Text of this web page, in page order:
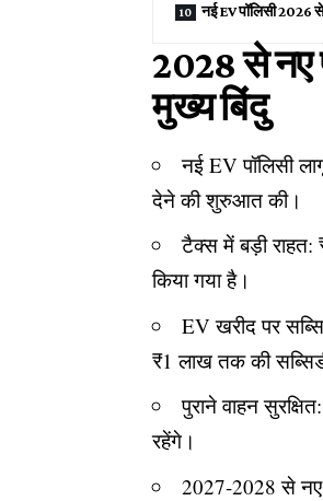
नई EV पॉलिसी 2026
2028 से नए
मुख्य बिंदु
नई EV पॉलिसी
देने की शुरुआत की।
टैक्स में बड़ी
किया गया है।
EV खरीद पर
₹1 लाख तक की
पुराने वाहन
रहेंगे।
2027-2028 से